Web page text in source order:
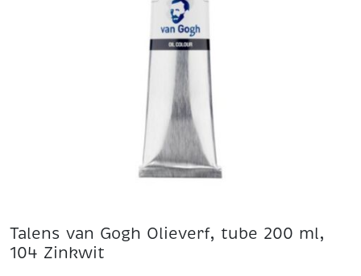
Talens van Gogh Olieverf, tube 200 ml,
104 Zinkwit